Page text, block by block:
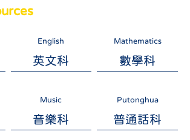
English
英文科
Mathematics
數學科
Music
音樂科
Putonghua
普通話科